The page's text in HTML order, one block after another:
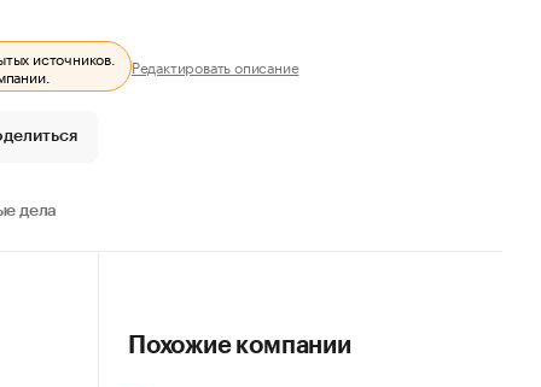
источников. Редактировать описание
дела
Похожие компании